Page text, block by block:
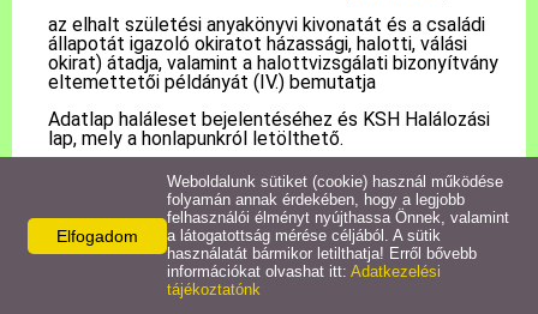
E-ügyintézés
Anyakönyvi ügyek
Rendeletek,
Dokumentumok
Álláspályázat
az elhalt születési anyakönyvi kivonatát és a családi
állapotát igazoló okiratot házassági, halotti, válási
okirat) átadja, valamint a halottvizsgálati bizonyítvány
eltemettetői példányát (IV.) bemutatja
Adatlap haláleset bejelentéséhez és KSH Halálozási
lap, mely a honlapunkról letölthető.
A hozzátartozó előzetesen kérheti az illetékes
anyakönyvvezetőtől, hogy az elhunyt születését,
házasságkötését, családi állapot változását (válás,
özvegység) rögzítse be az EAK- ba, mert abban az
esetben ezekről az anyakönyvi eseményekről már nem
Elfogadom
Weboldalunk sütiket (cookie) használ működése
folyamán annak érdekében, hogy a legjobb
felhasználói élményt nyújthassa Önnek, valamint
a látogatottság mérése céljából. A sütik
használatát bármikor letilthatja! Erről bővebb
információkat olvashat itt: Adatkezelési
tájékoztatónk